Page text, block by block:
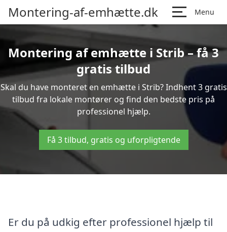
Montering-af-emhætte.dk Menu
Montering af emhætte i Strib – få 3
gratis tilbud
Skal du have monteret en emhætte i Strib? Indhent 3 gratis
tilbud fra lokale montører og find den bedste pris på
professionel hjælp.
Få 3 tilbud, gratis og uforpligtende
Er du på udkig efter professionel hjælp til